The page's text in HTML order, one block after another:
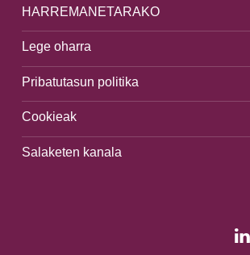
HARREMANETARAKO
Lege oharra
Pribatutasun politika
Cookieak
Salaketen kanala